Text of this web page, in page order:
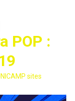
POP :
sites